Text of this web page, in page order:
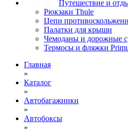
Путешествие и
Рюкзаки Thule
Цепи
Палатки для крыши
Чемоданы и дорожные
Термосы и фляжки
Главная
»
Каталог
»
Автобагажники
»
Автобоксы
»